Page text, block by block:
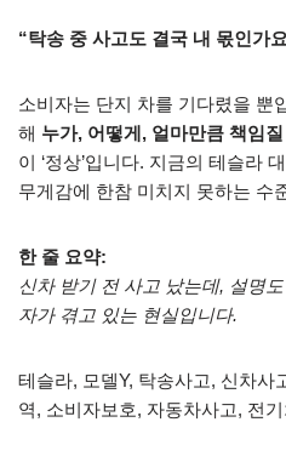
“탁송 중 사고도 결국 내 몫인가
소비자는 단지 차를 기다렸을 뿐
해 누가, 어떻게, 얼마만큼 책임
이 ‘정상’입니다. 지금의 테슬라
무게감에 한참 미치지 못하는 수
한 줄 요약:
신차 받기 전 사고 났는데, 설명
자가 겪고 있는 현실입니다.
테슬라, 모델Y, 탁송사고, 신차사
역, 소비자보호, 자동차사고, 전